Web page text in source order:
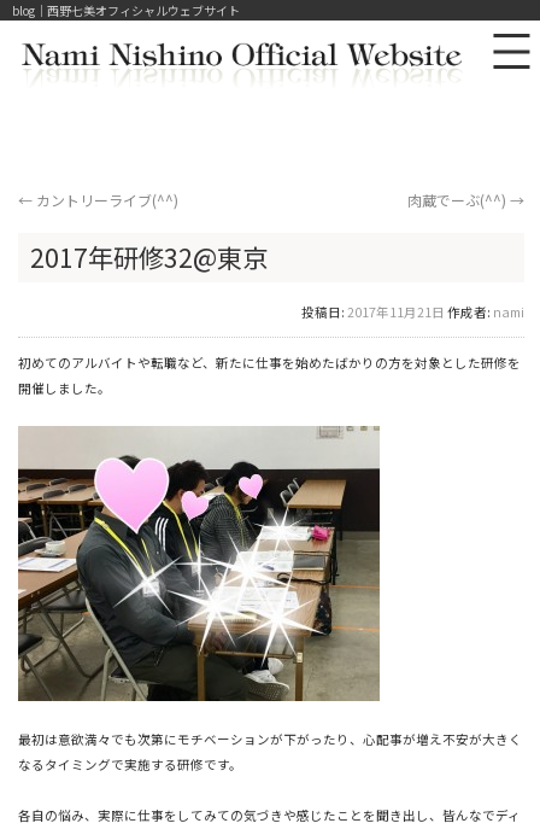
blog｜西野七美オフィシャルウェブサイト
←カントリーライブ(^^) 肉蔵でーぶ(^^) →
2017年研修32@東京
投稿日: 2017年11月21日 作成者: nami
初めてのアルバイトや転職など、新たに仕事を始めたばかりの方を対象とした研修を
開催しました。
最初は意欲満々でも次第にモチベーションが下がったり、心配事が増え不安が大きく
なるタイミングで実施する研修です。
各自の悩み、実際に仕事をしてみての気づきや感じたことを聞き出し、皆んなでディ